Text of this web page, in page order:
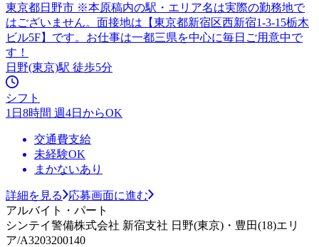
東京都日野市 ※本原稿内の駅・エリア名は実際の勤務地で
はございません。面接地は【東京都新宿区西新宿1-3-15栃木
ビル5F】です。お仕事は一都三県を中心に毎日ご用意中で
す！
日野(東京)駅 徒歩5分
シフト
1日8時間 週4日からOK
交通費支給
未経験OK
まかないあり
詳細を見る
応募画面に進む
アルバイト・パート
シンテイ警備株式会社 新宿支社 日野(東京)・豊田(18)エリ
ア/A3203200140